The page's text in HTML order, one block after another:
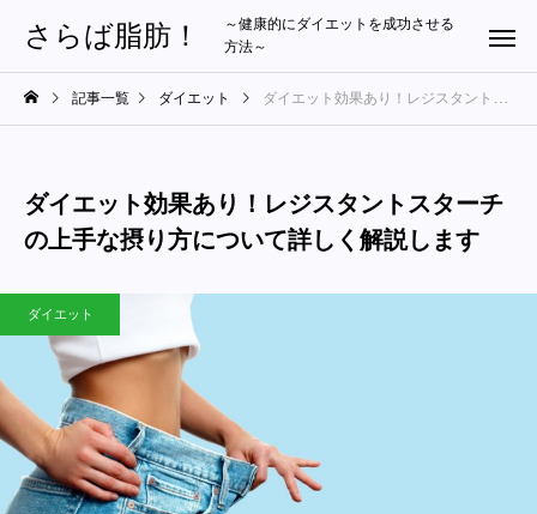
さらば脂肪！
～健康的にダイエットを成功させる
方法～
記事一覧 ダイエット ダイエット効果あり！レジスタントスターチの上手な摂り方について詳しく解説します
ダイエット効果あり！レジスタントスターチ
の上手な摂り方について詳しく解説します
ダイエット